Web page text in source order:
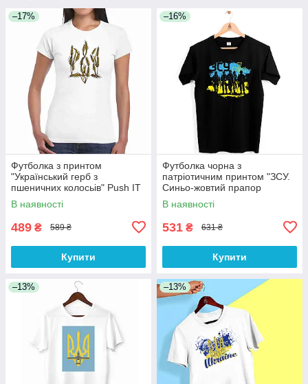
–17%
Футболка з принтом
"Український герб з
пшеничних колосьів" Push IT
В наявності
489 ₴ 589 ₴
Купити
–16%
Футболка чорна з
патріотичним принтом "ЗСУ.
Синьо-жовтий прапор
України. Воїни" Push IT
В наявності
531 ₴ 631 ₴
Купити
–13% –13%